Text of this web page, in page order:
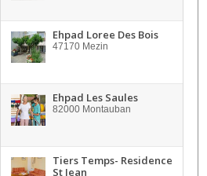
Ehpad Loree Des Bois
47170 Mezin
Ehpad Les Saules
82000 Montauban
Tiers Temps- Residence
St Jean